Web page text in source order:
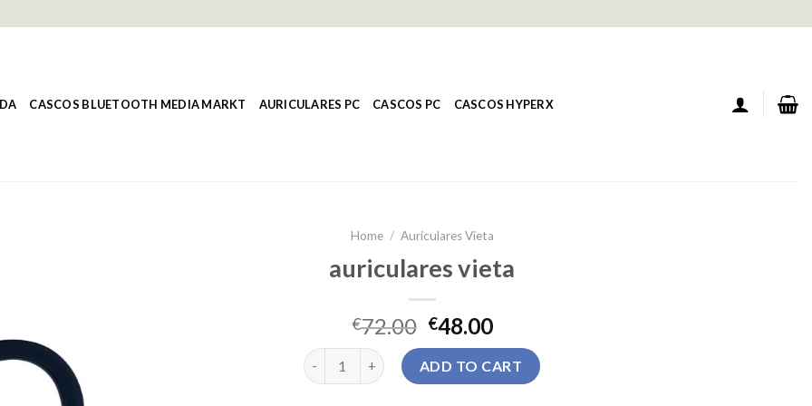
CASCOS BLUETOOTH MEDIA MARKT AURICULARES PC CASCOS PC CASCOS HYPERX
Home / Auriculares Vieta
auriculares vieta
€72.00 €48.00
auriculares vieta quantityADD TO CART